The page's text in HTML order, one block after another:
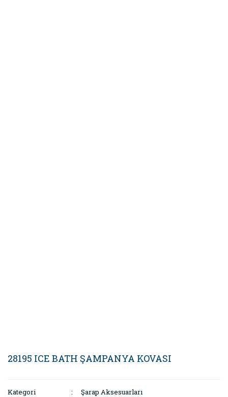
28195 ICE BATH ŞAMPANYA KOVASI
Kategori
Şarap Aksesuarları